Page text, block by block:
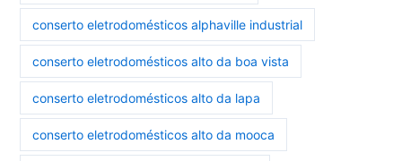
conserto eletrodomésticos alphaville industrial
conserto eletrodomésticos alto da boa vista
conserto eletrodomésticos alto da lapa
conserto eletrodomésticos alto da mooca